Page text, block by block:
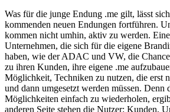
Was für die junge Endung .me gilt, lässt
kommenden neuen Endungen fortführen.
kommen nicht umhin, aktiv zu werden.
Unternehmen, die sich für die eigene
haben, wie der ADAC und VW, die
zu ihren Kunden, ihre eigene .me
Möglichkeit, Techniken zu nutzen, die erst
und dann umgesetzt werden müssen. Denn
Möglichkeiten einfach zu wiederholen,
anderen Seite stehen die Nutzer: Kunden,